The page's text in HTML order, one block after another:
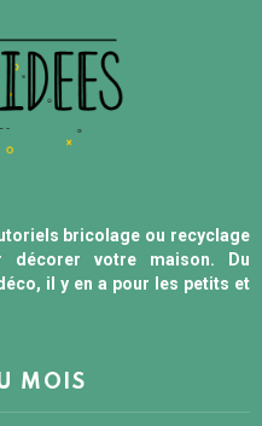
bricolage ou recyclage
décorer votre maison. Du
il y en a pour les petits et
MOIS